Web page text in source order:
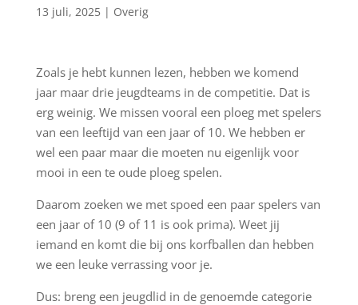
13 juli, 2025| Overig
Zoals je hebt kunnen lezen, hebben we komend
jaar maar drie jeugdteams in de competitie. Dat is
erg weinig. We missen vooral een ploeg met spelers
van een leeftijd van een jaar of 10. We hebben er
wel een paar maar die moeten nu eigenlijk voor
mooi in een te oude ploeg spelen.
Daarom zoeken we met spoed een paar spelers van
een jaar of 10 (9 of 11 is ook prima). Weet jij
iemand en komt die bij ons korfballen dan hebben
we een leuke verrassing voor je.
Dus: breng een jeugdlid in de genoemde categorie